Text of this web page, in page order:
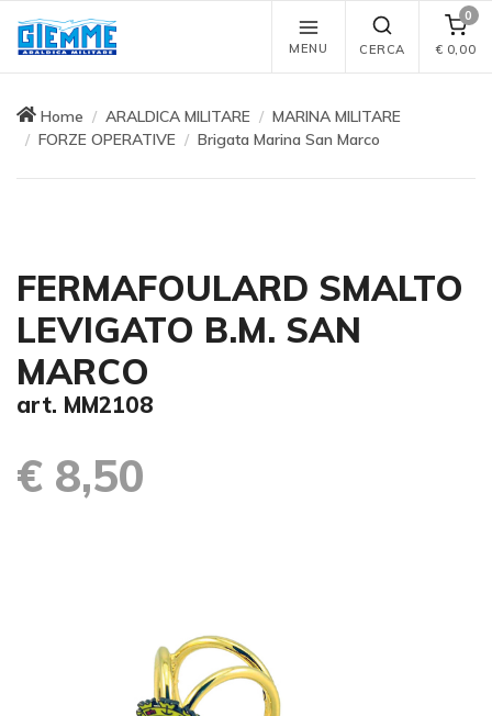
MENU CERCA
0
€ 0,00
Home ARALDICA MILITARE
MARINA MILITARE
FORZE OPERATIVE
Brigata Marina San Marco
FERMAFOULARD SMALTO
LEVIGATO B.M. SAN
MARCO
art. MM2108
€ 8,50